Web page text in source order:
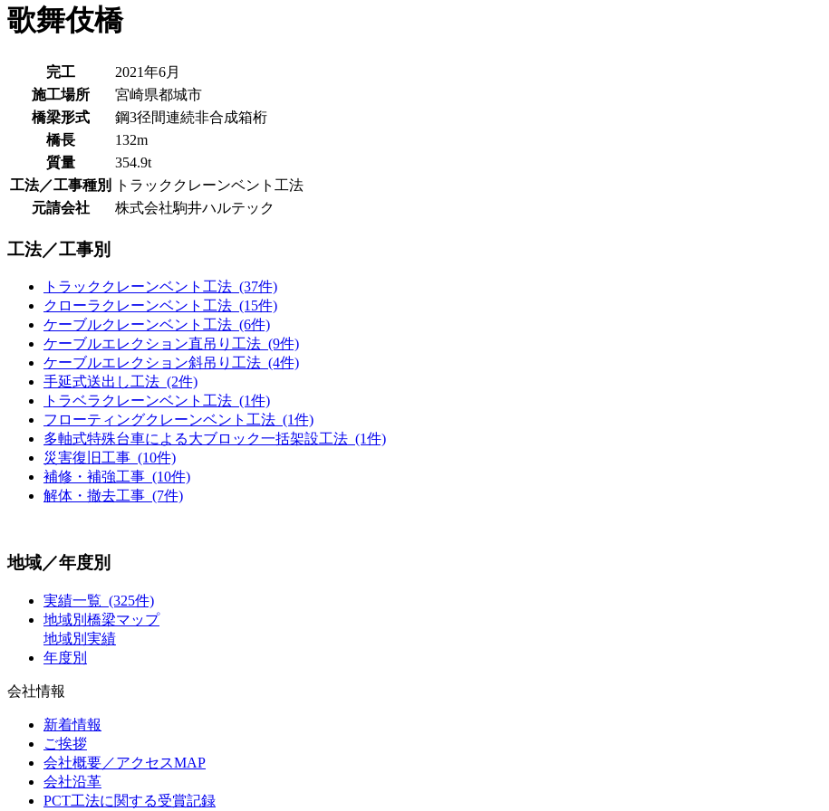
歌舞伎橋
完工
2021年6月
施工場所
宮崎県都城市
橋梁形式
鋼3径間連続非合成箱桁
橋長
132m
質量
354.9t
工法／工事種別
トラッククレーンベント工法
元請会社
株式会社駒井ハルテック
工法／工事別
トラッククレーンベント工法 (37件)
クローラクレーンベント工法 (15件)
ケーブルクレーンベント工法 (6件)
ケーブルエレクション直吊り工法 (9件)
ケーブルエレクション斜吊り工法 (4件)
手延式送出し工法 (2件)
トラベラクレーンベント工法 (1件)
フローティングクレーンベント工法 (1件)
多軸式特殊台車による大ブロック一括架設工法 (1件)
災害復旧工事 (10件)
補修・補強工事 (10件)
解体・撤去工事 (7件)
地域／年度別
実績一覧 (325件)
地域別橋梁マップ
地域別実績
年度別
会社情報
新着情報
ご挨拶
会社概要／アクセスMAP
会社沿革
PCT工法に関する受賞記録